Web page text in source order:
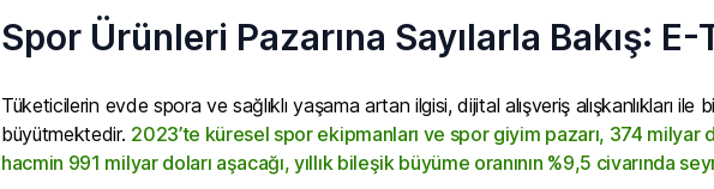
Spor Ürünleri Pazarına Sayılarla Bakış:
Tüketicilerin evde spora ve sağlıklı yaşama artan ilgisi, dijital alışveriş alışkanlıkları ile
büyütmektedir. 2023’te küresel spor ekipmanları ve spor giyim pazarı, 374
hacmin 991 milyar doları aşacağı, yıllık bileşik büyüme oranının %9,5 civarında